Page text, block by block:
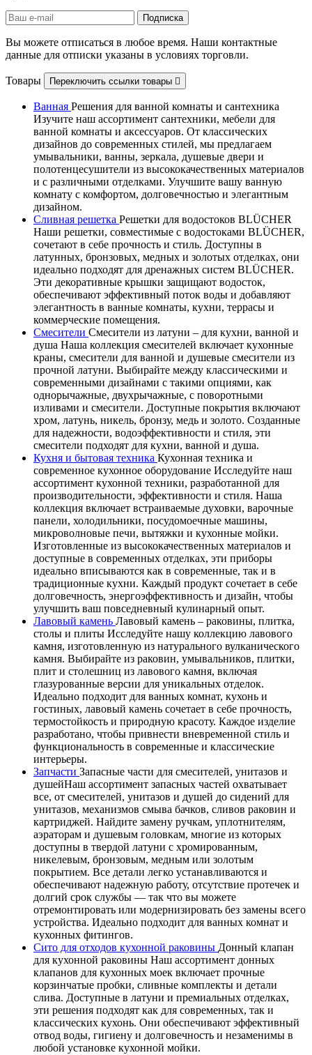
Вы можете отписаться в любое время. Наши контактные
данные для отписки указаны в условиях торговли.
Товары Переключить ссылки товары 
Ванная Решения для ванной комнаты и сантехника
Изучите наш ассортимент сантехники, мебели для
ванной комнаты и аксессуаров. От классических
дизайнов до современных стилей, мы предлагаем
умывальники, ванны, зеркала, душевые двери и
полотенцесушители из высококачественных материалов
и с различными отделками. Улучшите вашу ванную
комнату с комфортом, долговечностью и элегантным
дизайном.
Сливная решетка Решетки для водостоков BLÜCHER
Наши решетки, совместимые с водостоками BLÜCHER,
сочетают в себе прочность и стиль. Доступны в
латунных, бронзовых, медных и золотых отделках, они
идеально подходят для дренажных систем BLÜCHER.
Эти декоративные крышки защищают водосток,
обеспечивают эффективный поток воды и добавляют
элегантность в ванные комнаты, кухни, террасы и
коммерческие помещения.
Смесители Смесители из латуни – для кухни, ванной и
душа Наша коллекция смесителей включает кухонные
краны, смесители для ванной и душевые смесители из
прочной латуни. Выбирайте между классическими и
современными дизайнами с такими опциями, как
однорычажные, двухрычажные, с поворотными
изливами и смесители. Доступные покрытия включают
хром, латунь, никель, бронзу, медь и золото. Созданные
для надежности, водоэффективности и стиля, эти
смесители подходят для кухни, ванной и душа.
Кухня и бытовая техника Кухонная техника и
современное кухонное оборудование Исследуйте наш
ассортимент кухонной техники, разработанной для
производительности, эффективности и стиля. Наша
коллекция включает встраиваемые духовки, варочные
панели, холодильники, посудомоечные машины,
микроволновые печи, вытяжки и кухонные мойки.
Изготовленные из высококачественных материалов и
доступные в современных отделках, эти приборы
идеально вписываются как в современные, так и в
традиционные кухни. Каждый продукт сочетает в себе
долговечность, энергоэффективность и дизайн, чтобы
улучшить ваш повседневный кулинарный опыт.
Лавовый камень Лавовый камень – раковины, плитка,
столы и плиты Исследуйте нашу коллекцию лавового
камня, изготовленную из натурального вулканического
камня. Выбирайте из раковин, умывальников, плитки,
плит и столешниц из лавового камня, включая
глазурованные версии для уникальных отделок.
Идеально подходит для ванных комнат, кухонь и
гостиных, лавовый камень сочетает в себе прочность,
термостойкость и природную красоту. Каждое изделие
разработано, чтобы привнести вневременной стиль и
функциональность в современные и классические
интерьеры.
Запчасти Запасные части для смесителей, унитазов и
душейНаш ассортимент запасных частей охватывает
все, от смесителей, унитазов и душей до сидений для
унитазов, механизмов смыва бачков, сливов раковин и
картриджей. Найдите замену ручкам, уплотнителям,
аэраторам и душевым головкам, многие из которых
доступны в твердой латуни с хромированным,
никелевым, бронзовым, медным или золотым
покрытием. Все детали легко устанавливаются и
обеспечивают надежную работу, отсутствие протечек и
долгий срок службы — так что вы можете
отремонтировать или модернизировать без замены всего
устройства. Идеально подходит для ванных комнат и
кухонных фитингов.
Сито для отходов кухонной раковины Донный клапан
для кухонной раковины Наш ассортимент донных
клапанов для кухонных моек включает прочные
корзинчатые пробки, сливные комплекты и детали
слива. Доступные в латуни и премиальных отделках,
эти решения подходят как для современных, так и
классических кухонь. Они обеспечивают эффективный
отвод воды, гигиену и долговечность и незаменимы в
любой установке кухонной мойки.